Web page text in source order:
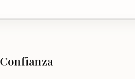
Confianza